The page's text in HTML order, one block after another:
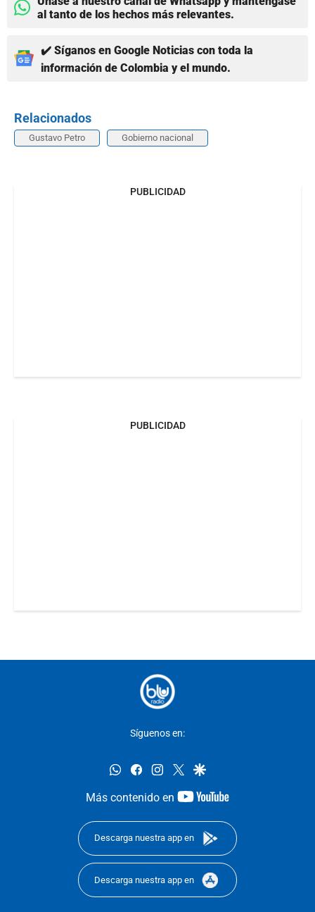
al tanto de los hechos más relevantes.
✔️ Síganos en Google Noticias con toda la
información de Colombia y el mundo.
Relacionados
Gustavo Petro Gobierno nacional
PUBLICIDAD
PUBLICIDAD
Síguenos en:
whatsappfacebookinstagram
twittergoogle
Más contenido en
youtube-
Descarga nuestra app en
Descarga nuestra app en